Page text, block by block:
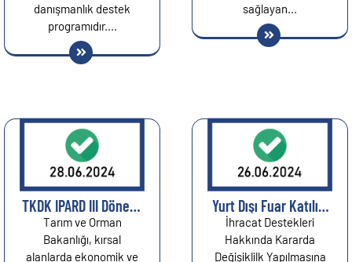
danışmanlık destek
programıdır....
sağlayan...
TKDK IPARD III Dönemi
2. Başvuru Çağrısını
Yayınladı: Başvuru
Süresi Uzatıldı!...
Tarım ve Orman
Bakanlığı, kırsal
alanlarda ekonomik ve
Yurt Dışı Fuar Katılım
Sayısında
Değişiklilik...
İhracat Destekleri
Hakkında Kararda
Değişiklilk Yapılmasına